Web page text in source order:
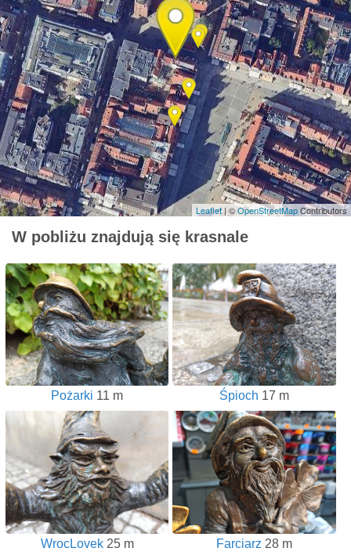
Leaflet| ©OpenStreetMapContributors
W pobliżu znajdują się krasnale
Pożarki 11 m Śpioch 17 m
WrocLovek25 m Farciarz 28 m